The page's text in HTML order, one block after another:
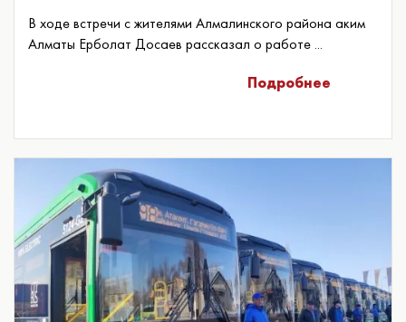
В ходе встречи с жителями Алмалинского района аким
Алматы Ерболат Досаев рассказал о работе ...
Подробнее